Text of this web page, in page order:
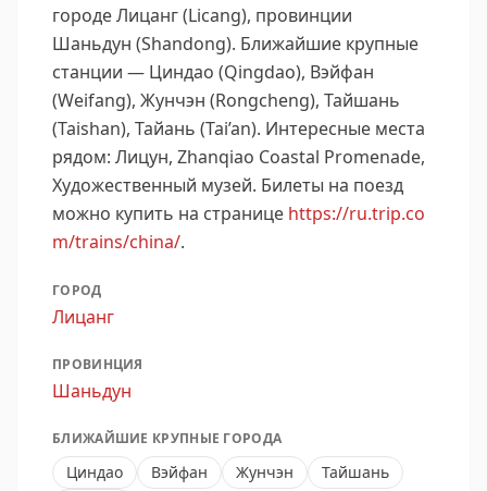
городе Лицанг (Licang), провинции
Шаньдун (Shandong). Ближайшие крупные
станции — Циндао (Qingdao), Вэйфан
(Weifang), Жунчэн (Rongcheng), Тайшань
(Taishan), Тайань (Tai’an). Интересные места
рядом: Лицун, Zhanqiao Coastal Promenade,
Художественный музей. Билеты на поезд
можно купить на странице https://ru.trip.co
m/trains/china/.
ГОРОД
Лицанг
ПРОВИНЦИЯ
Шаньдун
БЛИЖАЙШИЕ КРУПНЫЕ ГОРОДА
Циндао Вэйфан Жунчэн
Тайшань